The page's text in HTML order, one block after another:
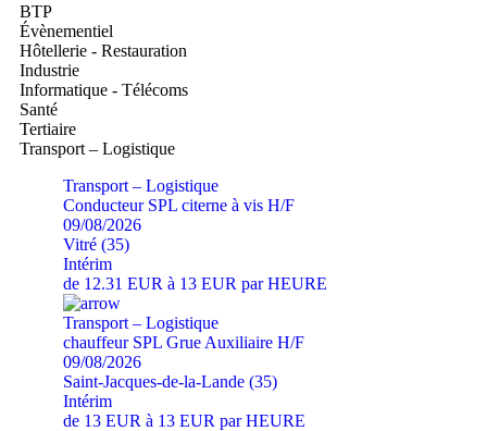
BTP
Évènementiel
Hôtellerie - Restauration
Industrie
Informatique - Télécoms
Santé
Tertiaire
Transport – Logistique
Transport – Logistique
Conducteur SPL citerne à vis H/F
09/08/2026
Vitré (35)
Intérim
de 12.31 EUR à 13 EUR par HEURE
Transport – Logistique
chauffeur SPL Grue Auxiliaire H/F
09/08/2026
Saint-Jacques-de-la-Lande (35)
Intérim
de 13 EUR à 13 EUR par HEURE